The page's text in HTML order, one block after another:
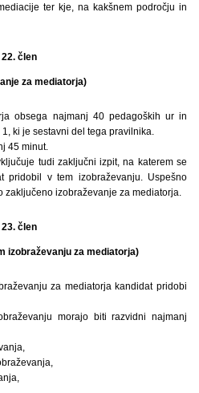
ter kje, na kakšnem področju in
22. člen
za mediatorja)
obsega najmanj 40 pedagoških ur in
ki je sestavni del tega pravilnika.
45 minut.
tudi zaključni izpit, na katerem se
pridobil v tem izobraževanju. Uspešno
izobraževanje za mediatorja.
23. člen
izobraževanju za mediatorja)
za mediatorja kandidat pridobi
morajo biti razvidni najmanj